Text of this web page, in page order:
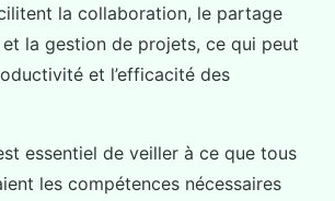
la collaboration, le partage
et la gestion de projets, ce qui peut
et l’efficacité des
essentiel de veiller à ce que tous
les compétences nécessaires